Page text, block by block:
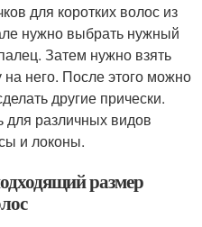
для коротких волос из
нужно выбрать нужный
Затем нужно взять
на него. После этого можно
другие прически.
для различных видов
и локоны.
размер